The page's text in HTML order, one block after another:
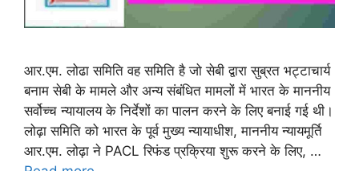
आर.एम. लोढा समिति वह समिति है जो सेबी द्वारा सुब्रत भट्टाचार्य
बनाम सेबी के मामले और अन्य संबंधित मामलों में भारत के माननीय
सर्वोच्च न्यायालय के निर्देशों का पालन करने के लिए बनाई गई थी।
लोढ़ा समिति को भारत के पूर्व मुख्य न्यायाधीश, माननीय न्यायमूर्ति
आर.एम. लोढ़ा ने PACL रिफंड प्रक्रिया शुरू करने के लिए, …